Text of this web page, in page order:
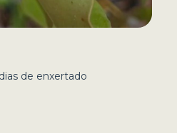
de enxertado